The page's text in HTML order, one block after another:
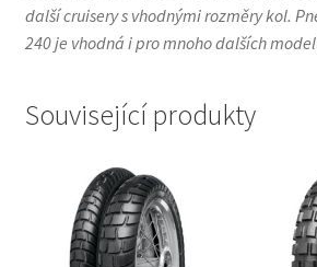
další cruisery s vhodnými rozměry kol.
240 je vhodná i pro mnoho dalších
Související produkty